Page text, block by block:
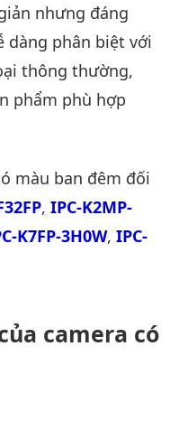
nhưng đáng
dàng phân biệt với
thông thường,
phẩm phù hợp
màu ban đêm đối
, IPC-K2MP-
K7FP-3H0W, IPC-
camera có